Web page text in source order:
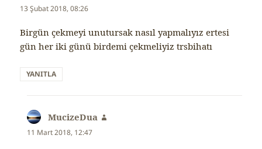
ki:
13 Şubat 2018, 08:26
Birgün çekmeyi unutursak nasıl yapmalıyız ertesi
gün her iki günü birdemi çekmeliyiz trsbihatı
YANITLA
MucizeDua
11 Mart 2018, 12:47